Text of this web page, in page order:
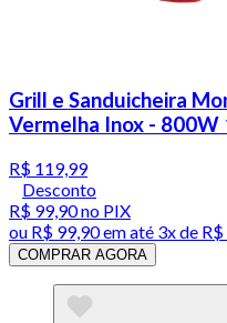
Grill e Sanduicheira
Vermelha Inox - 800W
R$ 119,99
Desconto
R$ 99,90no PIX
ou R$ 99,90em até 3x de
COMPRAR AGORA